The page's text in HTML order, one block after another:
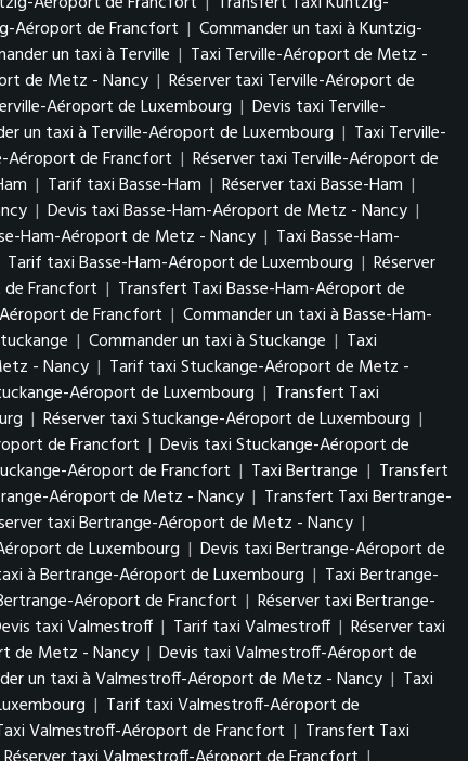
Aéroport de Francfort | Commander un taxi à Kuntzig-
un taxi à Terville | Taxi Terville-Aéroport de Metz -
de Metz - Nancy | Réserver taxi Terville-Aéroport de
Aéroport de Luxembourg | Devis taxi Terville-
un taxi à Terville-Aéroport de Luxembourg | Taxi Terville-
Aéroport de Francfort | Réserver taxi Terville-Aéroport de
| Tarif taxi Basse-Ham | Réserver taxi Basse-Ham |
| Devis taxi Basse-Ham-Aéroport de Metz - Nancy |
Ham-Aéroport de Metz - Nancy | Taxi Basse-Ham-
Tarif taxi Basse-Ham-Aéroport de Luxembourg | Réserver
de Francfort | Transfert Taxi Basse-Ham-Aéroport de
de Francfort | Commander un taxi à Basse-Ham-
| Commander un taxi à Stuckange | Taxi
- Nancy | Tarif taxi Stuckange-Aéroport de Metz -
Aéroport de Luxembourg | Transfert Taxi
| Réserver taxi Stuckange-Aéroport de Luxembourg |
de Francfort | Devis taxi Stuckange-Aéroport de
Aéroport de Francfort | Taxi Bertrange | Transfert
Aéroport de Metz - Nancy | Transfert Taxi Bertrange-
taxi Bertrange-Aéroport de Metz - Nancy |
de Luxembourg | Devis taxi Bertrange-Aéroport de
à Bertrange-Aéroport de Luxembourg | Taxi Bertrange-
Aéroport de Francfort | Réserver taxi Bertrange-
taxi Valmestroff | Tarif taxi Valmestroff | Réserver taxi
de Metz - Nancy | Devis taxi Valmestroff-Aéroport de
un taxi à Valmestroff-Aéroport de Metz - Nancy | Taxi
| Tarif taxi Valmestroff-Aéroport de
Valmestroff-Aéroport de Francfort | Transfert Taxi